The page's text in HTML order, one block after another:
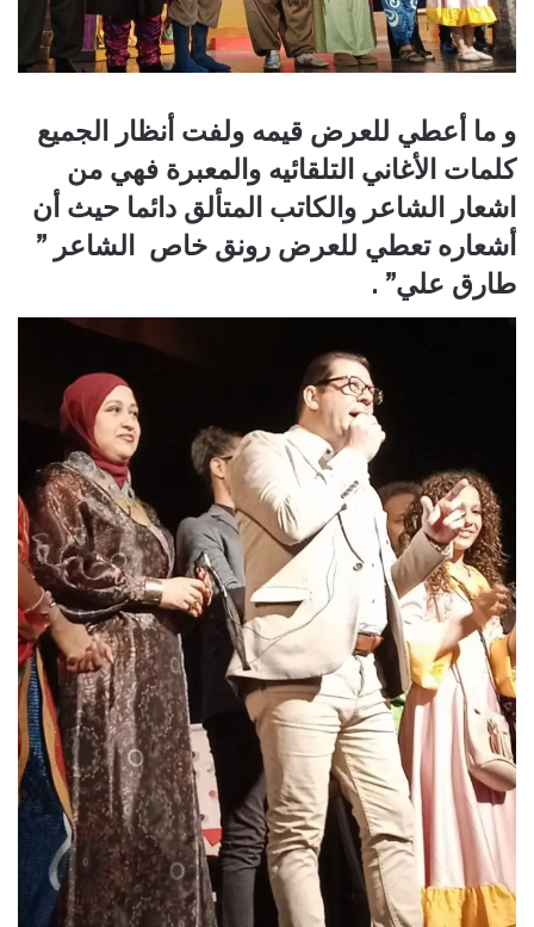
و ما أعطي للعرض قيمه ولفت أنظار الجميع
كلمات الأغاني التلقائيه والمعبرة فهي من
اشعار الشاعر والكاتب المتألق دائما حيث أن
أشعاره تعطي للعرض رونق خاص الشاعر ”
طارق علي” .